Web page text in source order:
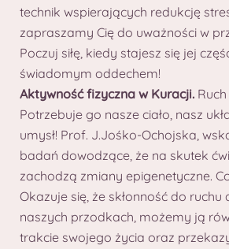
technik wspierających redukcję
zapraszamy Cię do uważności w
Poczuj siłę, kiedy stajesz się jej
świadomym oddechem!
Aktywność fizyczna w Kuracji.
Potrzebuje go nasze ciało, nasz
umysł! Prof. J.Jośko-Ochojska,
badań dowodzące, że na skutek
zachodzą zmiany epigenetyczne.
Okazuje się, że skłonność do
naszych przodkach, możemy ją
trakcie swojego życia oraz